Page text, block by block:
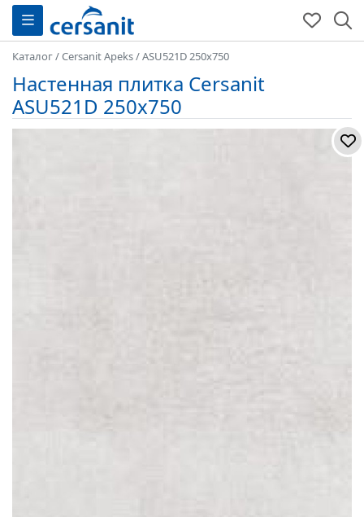
Каталог/Cersanit Apeks/ASU521D 250x750
Настенная плитка Cersanit
ASU521D 250x750